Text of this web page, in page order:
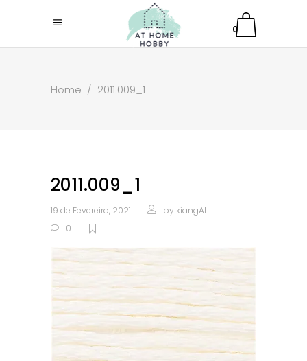
0
Home / 2011.009_1
2011.009_1
19 de Fevereiro, 2021 by kiangAt
0